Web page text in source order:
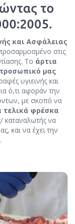
το
και Ασφάλειας
στις
Το άρτια
μας
υγιεινής και
ό,τι αφοράν την
με σκοπό να
τελικά φρέσκα
καταναλωτής να
και να έχει την
.